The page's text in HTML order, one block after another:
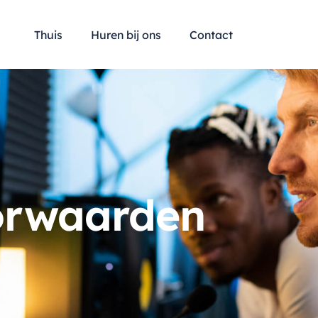
Thuis Huren bij ons Contact